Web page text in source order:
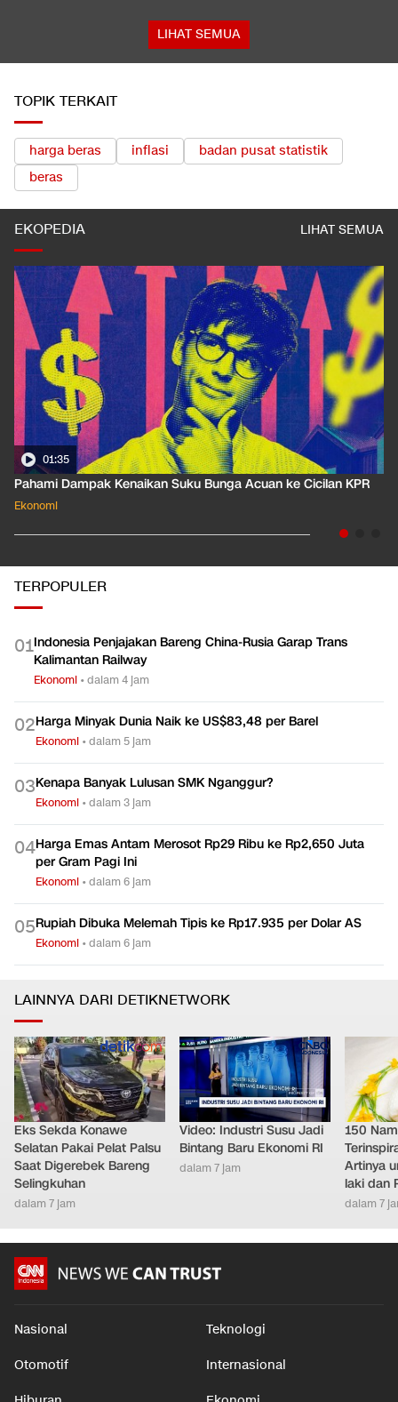
LIHAT SEMUA
TOPIK TERKAIT
harga beras inflasi
badan pusat statistik
beras
EKOPEDIA LIHAT SEMUA
01:35
Pahami Dampak Kenaikan Suku Bunga Acuan ke Cicilan KPR
Ekonomi
TERPOPULER
01Indonesia Penjajakan Bareng China-Rusia Garap Trans
Kalimantan Railway
Ekonomi •dalam 4 jam
02Harga Minyak Dunia Naik ke US$83,48 per Barel
Ekonomi •dalam 5 jam
03Kenapa Banyak Lulusan SMK Nganggur?
Ekonomi •dalam 3 jam
04Harga Emas Antam Merosot Rp29 Ribu ke Rp2,650 Juta
per Gram Pagi Ini
Ekonomi •dalam 6 jam
05Rupiah Dibuka Melemah Tipis ke Rp17.935 per Dolar AS
Ekonomi •dalam 6 jam
LAINNYA DARI DETIKNETWORK
Eks Sekda Konawe
Selatan Pakai Pelat Palsu
Saat Digerebek Bareng
Selingkuhan
dalam 7 jam
Video: Industri Susu Jadi
Bintang Baru Ekonomi RI
dalam 7 jam
150
Artinya
laki dan
dalam 7
Nasional Teknologi
Otomotif Internasional